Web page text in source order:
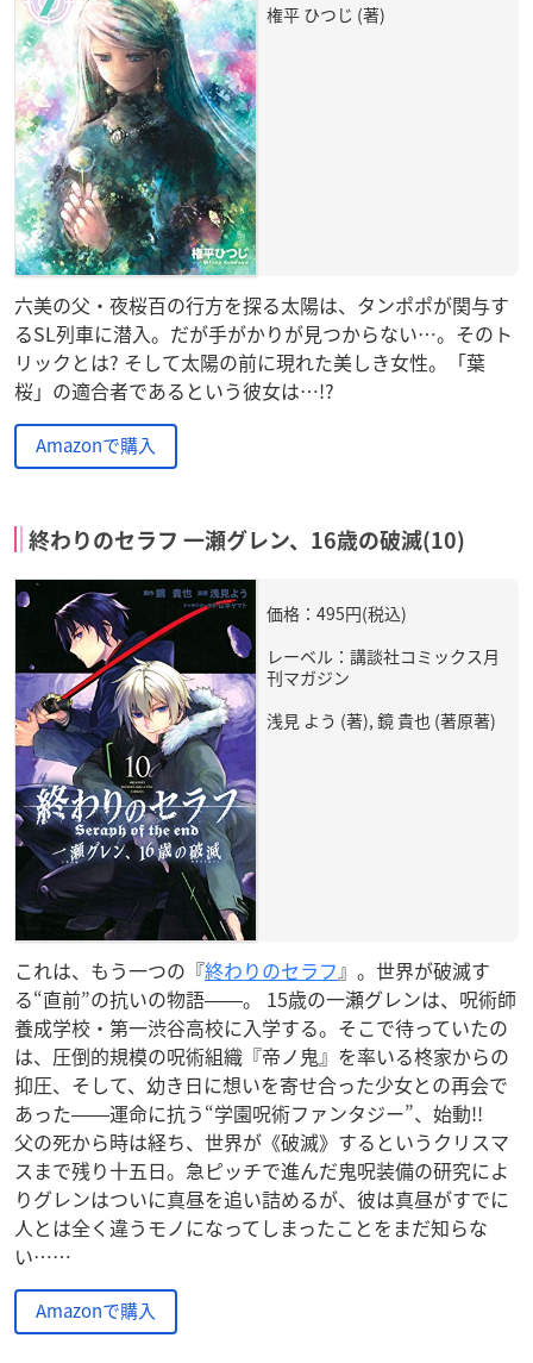
権平 ひつじ (著)
六美の父・夜桜百の行方を探る太陽は、タンポポが関与す
るSL列車に潜入。だが手がかりが見つからない…。そのト
リックとは? そして太陽の前に現れた美しき女性。「葉
桜」の適合者であるという彼女は…!?
Amazonで購入
終わりのセラフ 一瀬グレン、16歳の破滅(10)
価格：495円(税込)
レーベル：講談社コミックス月
刊マガジン
浅見 よう (著), 鏡 貴也 (著原著)
これは、もう一つの『終わりのセラフ』。世界が破滅す
る“直前”の抗いの物語――。 15歳の一瀬グレンは、呪術師
養成学校・第一渋谷高校に入学する。そこで待っていたの
は、圧倒的規模の呪術組織『帝ノ鬼』を率いる柊家からの
抑圧、そして、幼き日に想いを寄せ合った少女との再会で
あった――運命に抗う“学園呪術ファンタジー”、始動!!
父の死から時は経ち、世界が《破滅》するというクリスマ
スまで残り十五日。急ピッチで進んだ鬼呪装備の研究によ
りグレンはついに真昼を追い詰めるが、彼は真昼がすでに
人とは全く違うモノになってしまったことをまだ知らな
い……
Amazonで購入